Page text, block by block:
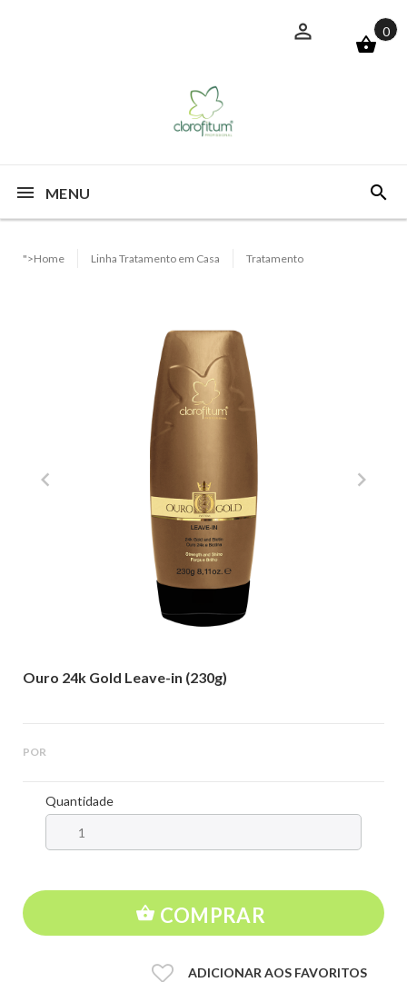
0
MENU
">Home Linha Tratamento em Casa Tratamento
Ouro 24k Gold Leave-in (230g)
POR
Quantidade
COMPRAR
ADICIONAR AOS FAVORITOS